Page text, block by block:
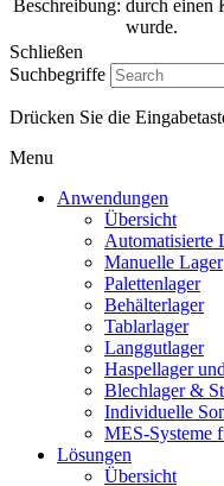
Beschreibung: durch einen
wurde.
Schließen
Suchbegriffe
Drücken Sie die
Artschwager + Kohl –
Menu
Anwendungen
Übersicht
Automatisierte
Manuelle Lager
Palettenlager
Behälterlager
Tablarlager
Langgutlager
Haspellager
Blechlager &
Individuelle
MES-Systeme
Lösungen
Übersicht